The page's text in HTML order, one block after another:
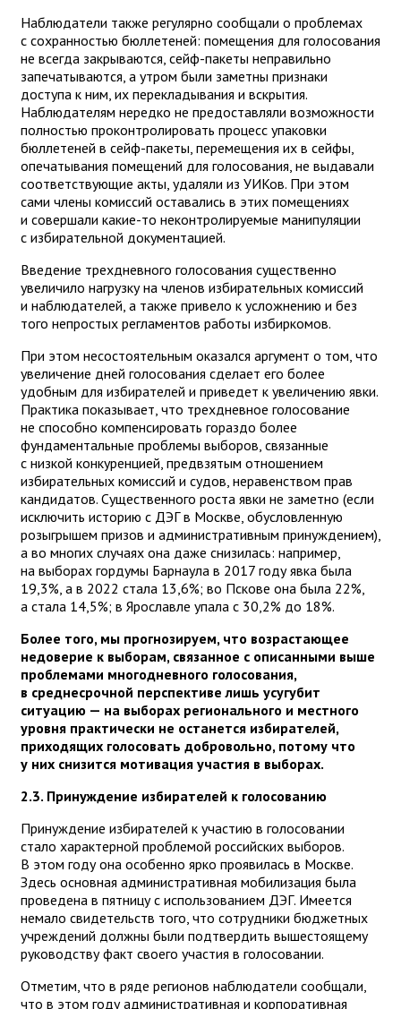
Наблюдатели также регулярно сообщали о проблемах
с сохранностью бюллетеней: помещения для голосования
не всегда закрываются, сейф-пакеты неправильно
запечатываются, а утром были заметны признаки
доступа к ним, их перекладывания и вскрытия.
Наблюдателям нередко не предоставляли возможности
полностью проконтролировать процесс упаковки
бюллетеней в сейф-пакеты, перемещения их в сейфы,
опечатывания помещений для голосования, не выдавали
соответствующие акты, удаляли из УИКов. При этом
сами члены комиссий оставались в этих помещениях
и совершали какие-то неконтролируемые манипуляции
с избирательной документацией.
Введение трехдневного голосования существенно
увеличило нагрузку на членов избирательных комиссий
и наблюдателей, а также привело к усложнению и без
того непростых регламентов работы избиркомов.
При этом несостоятельным оказался аргумент о том, что
увеличение дней голосования сделает его более
удобным для избирателей и приведет к увеличению явки.
Практика показывает, что трехдневное голосование
не способно компенсировать гораздо более
фундаментальные проблемы выборов, связанные
с низкой конкуренцией, предвзятым отношением
избирательных комиссий и судов, неравенством прав
кандидатов. Существенного роста явки не заметно (если
исключить историю с ДЭГ в Москве, обусловленную
розыгрышем призов и административным принуждением),
а во многих случаях она даже снизилась: например,
на выборах гордумы Барнаула в 2017 году явка была
19,3%, а в 2022 стала 13,6%; во Пскове она была 22%,
а стала 14,5%; в Ярославле упала с 30,2% до 18%.
Более того, мы прогнозируем, что возрастающее
недоверие к выборам, связанное с описанными выше
проблемами многодневного голосования,
в среднесрочной перспективе лишь усугубит
ситуацию — на выборах регионального и местного
уровня практически не останется избирателей,
приходящих голосовать добровольно, потому что
у них снизится мотивация участия в выборах.
2.3. Принуждение избирателей к голосованию
Принуждение избирателей к участию в голосовании
стало характерной проблемой российских выборов.
В этом году она особенно ярко проявилась в Москве.
Здесь основная административная мобилизация была
проведена в пятницу с использованием ДЭГ. Имеется
немало свидетельств того, что сотрудники бюджетных
учреждений должны были подтвердить вышестоящему
руководству факт своего участия в голосовании.
Отметим, что в ряде регионов наблюдатели сообщали,
что в этом году административная и корпоративная